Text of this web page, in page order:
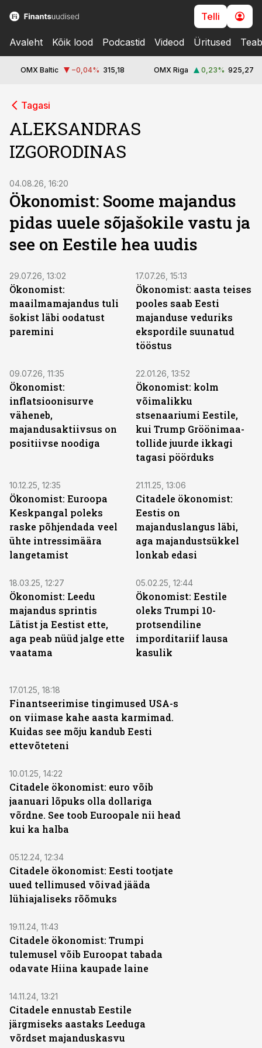
Telli
Avaleht Kõik lood Podcastid Videod Üritused
OMX Baltic −0,04% 315,18 OMX Riga 0,23% 925,27
Tagasi
ALEKSANDRAS
IZGORODINAS
04.08.26, 16:20
Ökonomist: Soome majandus
pidas uuele sõjašokile vastu ja
see on Eestile hea uudis
29.07.26, 13:02
Ökonomist:
maailmamajandus tuli
šokist läbi oodatust
paremini
17.07.26, 15:13
Ökonomist: aasta teises
pooles saab Eesti
majanduse veduriks
ekspordile suunatud
tööstus
09.07.26, 11:35
Ökonomist:
inflatsioonisurve
väheneb,
majandusaktiivsus on
positiivse noodiga
22.01.26, 13:52
Ökonomist: kolm
võimalikku
stsenaariumi Eestile,
kui Trump Gröönimaa-
tollide juurde ikkagi
tagasi pöörduks
10.12.25, 12:35
Ökonomist: Euroopa
Keskpangal poleks
raske põhjendada veel
ühte intressimäära
langetamist
21.11.25, 13:06
Citadele ökonomist:
Eestis on
majanduslangus läbi,
aga majandustsükkel
lonkab edasi
18.03.25, 12:27
Ökonomist: Leedu
majandus sprintis
Lätist ja Eestist ette,
aga peab nüüd jalge ette
vaatama
05.02.25, 12:44
Ökonomist: Eestile
oleks Trumpi 10-
protsendiline
imporditariif lausa
kasulik
17.01.25, 18:18
Finantseerimise tingimused USA-s
on viimase kahe aasta karmimad.
Kuidas see mõju kandub Eesti
ettevõteteni
10.01.25, 14:22
Citadele ökonomist: euro võib
jaanuari lõpuks olla dollariga
võrdne. See toob Euroopale nii head
kui ka halba
05.12.24, 12:34
Citadele ökonomist: Eesti tootjate
uued tellimused võivad jääda
lühiajaliseks rõõmuks
19.11.24, 11:43
Citadele ökonomist: Trumpi
tulemusel võib Euroopat tabada
odavate Hiina kaupade laine
14.11.24, 13:21
Citadele ennustab Eestile
järgmiseks aastaks Leeduga
võrdset majanduskasvu